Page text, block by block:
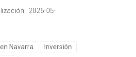
2026-05-
Navarra
Inversión